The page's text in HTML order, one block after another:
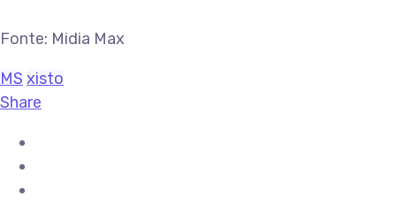
Fonte: Midia Max
MS xisto
Share